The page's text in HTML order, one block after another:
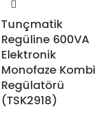
Tunçmatik
Regüline 600VA
Elektronik
Monofaze Kombi
Regülatörü
(TSK2918)